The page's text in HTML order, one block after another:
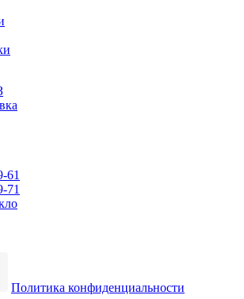
61
71
Политика конфиденциальности